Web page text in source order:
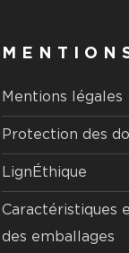
Mentions légales
Protection des
LignÉthique
Caractéristiques
des emballages